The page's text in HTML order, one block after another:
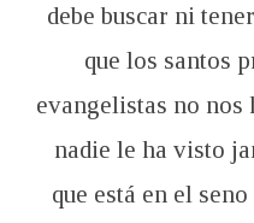
debe buscar ni
que los santos
evangelistas no
nadie le ha visto
que está en el